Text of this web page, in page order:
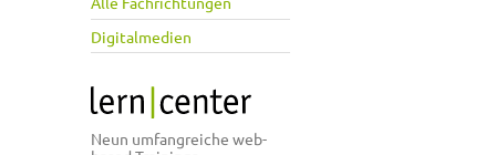
Digitalmedien
Neun umfangreiche web-